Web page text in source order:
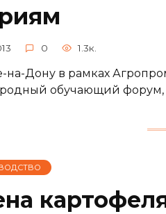
0 1.3к.
на-Дону в рамках
обучающий форум,